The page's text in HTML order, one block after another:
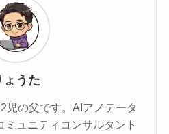
ょうた
児の父です。AIアノテータ
ミュニティコンサルタント